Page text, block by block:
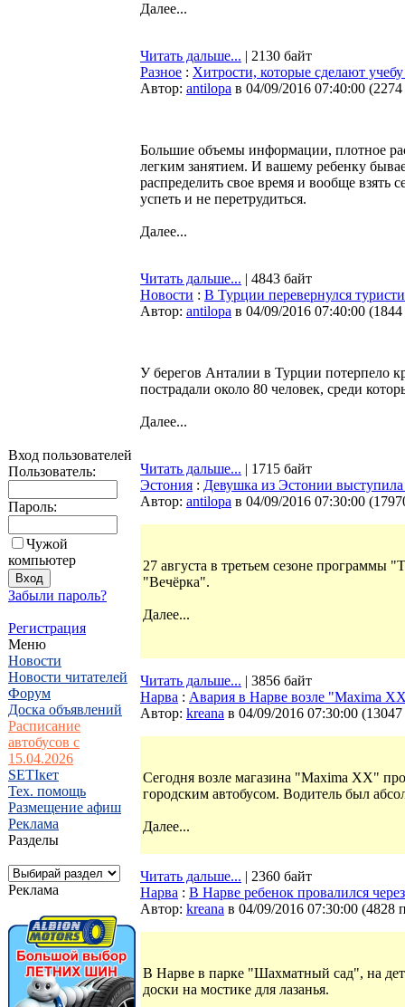
Вход пользователей
Пользователь:
Пароль:
Чужой
компьютер
Забыли пароль?
Регистрация
Меню
Новости
Новости читателей
Форум
Доска объявлений
Расписание
автобусов с
15.04.2026
SETIкет
Тех. помощь
Размещение афиш
Реклама
Разделы
Реклама
Далее...
Читать дальше... | 2130 байт
Разное : Хитрости, которые сделают
Автор: antilopa в 04/09/2016 07:40:00 (
Большие объемы информации, плотное
легким занятием. И вашему ребенку
распределить свое время и вообще взять
успеть и не перетрудиться.
Далее...
Читать дальше... | 4843 байт
Новости : В Турции перевернулся
Автор: antilopa в 04/09/2016 07:40:00 (
У берегов Анталии в Турции потерпело
пострадали около 80 человек, среди
Далее...
Читать дальше... | 1715 байт
Эстония : Девушка из Эстонии
Автор: antilopa в 04/09/2016 07:30:00 (
27 августа в третьем сезоне
"Вечёрка".
Далее...
Читать дальше... | 3856 байт
Нарва : Авария в Нарве возле "Maxima
Автор: kreana в 04/09/2016 07:30:00 (
Сегодня возле магазина "Maxima XX"
городским автобусом. Водитель был
Далее...
Читать дальше... | 2360 байт
Нарва : В Нарве ребенок провалился
Автор: kreana в 04/09/2016 07:30:00 (4828
В Нарве в парке "Шахматный сад", на
доски на мостике для лазанья.